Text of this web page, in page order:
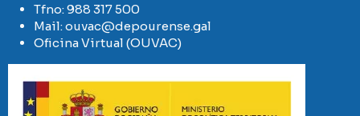
Tfno:988 317 500
Mail:ouvac@depourense.gal
Oficina Virtual (OUVAC)